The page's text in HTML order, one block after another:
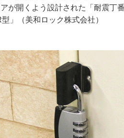
が開くよう設計された「耐震丁
」（美和ロック株式会社）